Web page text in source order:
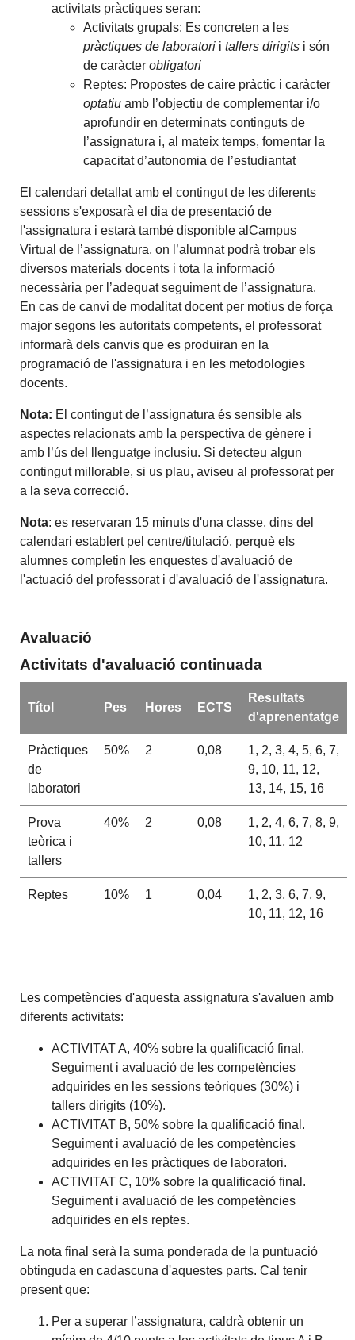
activitats pràctiques seran:
Activitats grupals: Es concreten a les
pràctiques de laboratori itallers dirigits i són
de caràcterobligatori
Reptes: Propostes de caire pràctic i caràcter
optatiu amb l’objectiu de complementar i/o
aprofundir en determinats continguts de
l’assignatura i, al mateix temps, fomentar la
capacitat d’autonomia de l’estudiantat
El calendari detallat amb el contingut de les diferents
sessions s'exposarà el dia de presentació de
l'assignatura i estarà també disponible alCampus
Virtual de l’assignatura, on l’alumnat podrà trobar els
diversos materials docents i tota la informació
necessària per l’adequat seguiment de l’assignatura.
En cas de canvi de modalitat docent per motius de força
major segons les autoritats competents, el professorat
informarà dels canvis que es produiran en la
programació de l'assignatura i en les metodologies
docents.
Nota: El contingut de l’assignatura és sensible als
aspectes relacionats amb la perspectiva de gènere i
amb l’ús del llenguatge inclusiu. Si detecteu algun
contingut millorable, si us plau, aviseu al professorat per
a la seva correcció.
Nota: es reservaran 15 minuts d'una classe, dins del
calendari establert pel centre/titulació, perquè els
alumnes completin les enquestes d'avaluació de
l'actuació del professorat i d'avaluació de l'assignatura.
Avaluació
Activitats d'avaluació continuada
Títol Pes Hores ECTS
Resultats
d'aprenentatge
Pràctiques
de
laboratori
50% 2 0,08
1, 2, 3, 4, 5, 6, 7,
9, 10, 11, 12,
13, 14, 15, 16
Prova
teòrica i
tallers
40% 2 0,08
1, 2, 4, 6, 7, 8, 9,
10, 11, 12
Reptes 10% 1 0,04
1, 2, 3, 6, 7, 9,
10, 11, 12, 16
Les competències d'aquesta assignatura s'avaluen amb
diferents activitats:
ACTIVITAT A, 40% sobre la qualificació final.
Seguiment i avaluació de les competències
adquirides en les sessions teòriques (30%) i
tallers dirigits (10%).
ACTIVITAT B, 50% sobre la qualificació final.
Seguiment i avaluació de les competències
adquirides en les pràctiques de laboratori.
ACTIVITAT C, 10% sobre la qualificació final.
Seguiment i avaluació de les competències
adquirides en els reptes.
La nota final serà la suma ponderada de la puntuació
obtinguda en cadascuna d'aquestes parts. Cal tenir
present que:
Per a superar l’assignatura, caldrà obtenir un